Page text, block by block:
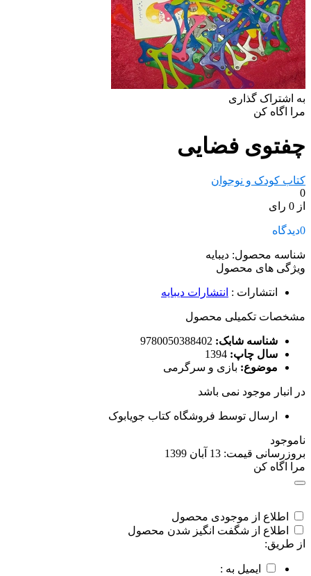
به اشتراک گذاری
مرا اگاه کن
چفتوی فضایی
کتاب کودک و نوجوان
0
از 0 رای
0دیدگاه
شناسه محصول: دیبایه
ویژگی های محصول
انتشارات : انتشارات دیبایه
مشخصات تکمیلی محصول
شناسه شابک:
سال چاپ:
موضوع: بازی و سرگرمی
در انبار موجود نمی باشد
ارسال توسط فروشگاه کتاب جویابوک
ناموجود
بروزرسانی قیمت: 13 آبان 1399
مرا اگاه کن
اطلاع از موجودی محصول
اطلاع از شگفت انگیز شدن محصول
از طریق:
ایمیل به :